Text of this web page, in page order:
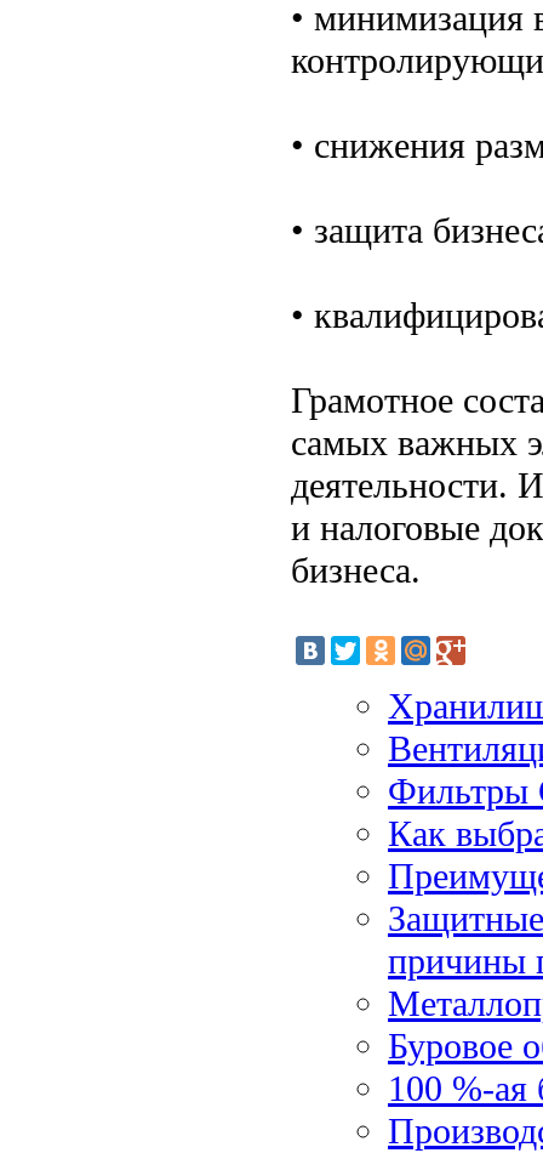
• минимизация
• снижения
• защита
•
Грамотное
самых важных
деятельности.
и налоговые
бизнеса.
Фильтры
Как
причины
Буровое
100 %-ая